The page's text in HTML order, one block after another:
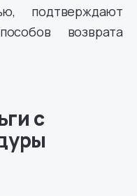
подтверждают
возврата
с